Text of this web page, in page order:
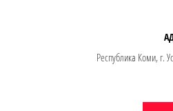
Республика Коми, г.